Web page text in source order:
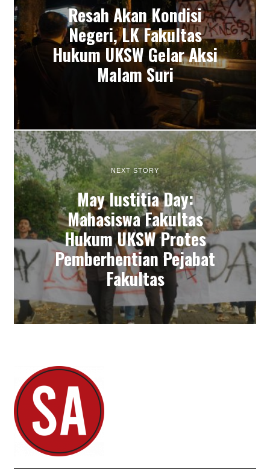
Resah Akan Kondisi
Negeri, LK Fakultas
Hukum UKSW Gelar Aksi
Malam Suri
NEXT STORY
May Iustitia Day:
Mahasiswa Fakultas
Hukum UKSW Protes
Pemberhentian Pejabat
Fakultas